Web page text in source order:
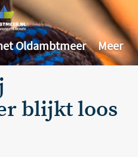
Oldambtmeer Meer
blijkt loos